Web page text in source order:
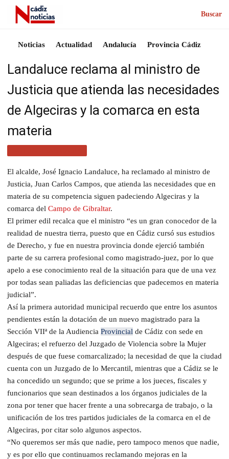
Buscar
Noticias Actualidad Andalucía Provincia Cádiz
Landaluce reclama al ministro de
Justicia que atienda las necesidades
de Algeciras y la comarca en esta
materia
El alcalde, José Ignacio Landaluce, ha reclamado al ministro de
Justicia, Juan Carlos Campos, que atienda las necesidades que en
materia de su competencia siguen padeciendo Algeciras y la
comarca del Campo de Gibraltar.
El primer edil recalca que el ministro “es un gran conocedor de la
realidad de nuestra tierra, puesto que en Cádiz cursó sus estudios
de Derecho, y fue en nuestra provincia donde ejerció también
parte de su carrera profesional como magistrado-juez, por lo que
apelo a ese conocimiento real de la situación para que de una vez
por todas sean paliadas las deficiencias que padecemos en materia
judicial”.
Así la primera autoridad municipal recuerdo que entre los asuntos
pendientes están la dotación de un nuevo magistrado para la
Sección VIIª de la Audiencia Provincial de Cádiz con sede en
Algeciras; el refuerzo del Juzgado de Violencia sobre la Mujer
después de que fuese comarcalizado; la necesidad de que la ciudad
cuenta con un Juzgado de lo Mercantil, mientras que a Cádiz se le
ha concedido un segundo; que se prime a los jueces, fiscales y
funcionarios que sean destinados a los órganos judiciales de la
zona por tener que hacer frente a una sobrecarga de trabajo, o la
unificación de los tres partidos judiciales de la comarca en el de
Algeciras, por citar solo algunos aspectos.
“No queremos ser más que nadie, pero tampoco menos que nadie,
y es por ello que continuamos reclamando mejoras en la